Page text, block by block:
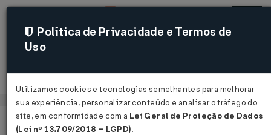
Acessar
Página Inicial
Notícias
Política de Privacidade e Termos de
Uso
Utilizamos cookies e tecnologias semelhantes para melhorar
sua experiência, personalizar conteúdo e analisar o tráfego do
site, em conformidade com a Lei Geral de Proteção de Dados
(Lei nº 13.709/2018 – LGPD).